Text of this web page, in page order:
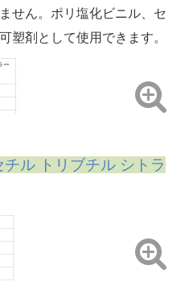
せん。ポリ塩化ビニル、セ
塑剤として使用できます。
ー
ル トリブチル シトラ